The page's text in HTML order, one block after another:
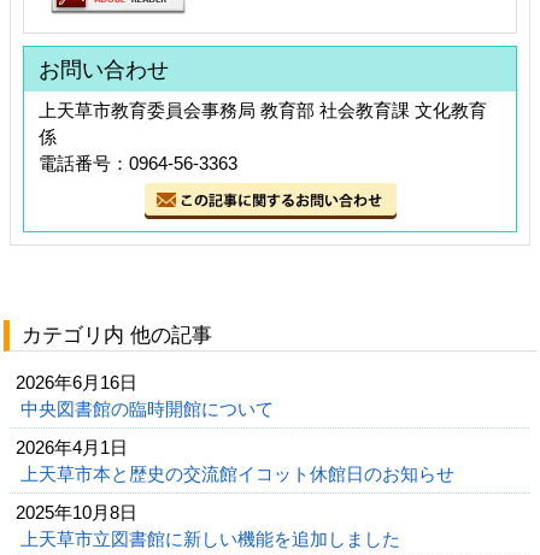
お問い合わせ
上天草市教育委員会事務局 教育部 社会教育課 文化教育
係
電話番号：0964-56-3363
カテゴリ内 他の記事
2026年6月16日
中央図書館の臨時開館について
2026年4月1日
上天草市本と歴史の交流館イコット休館日のお知らせ
2025年10月8日
上天草市立図書館に新しい機能を追加しました